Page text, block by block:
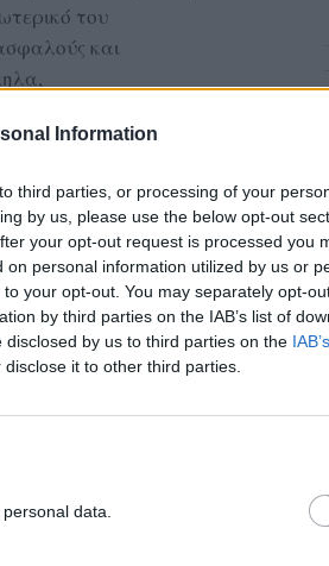
Information
third parties, or processing of your
by us, please use the below opt-out
your opt-out request is processed you
personal information utilized by us or
your opt-out. You may separately opt-
by third parties on the IAB’s list of
by us to third parties on the
it to other third parties.
data.
του
και
που οδηγεί προς
ασφάλεια των
αλλά
διαδικασία